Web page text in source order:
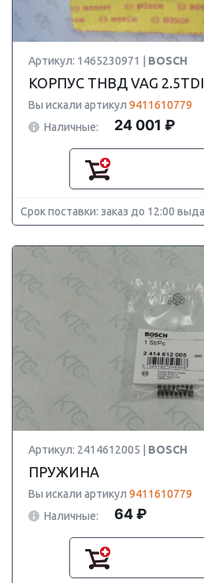
Артикул: 1465230971 | BOSCH
КОРПУС ТНВД VAG
Вы искали артикул 9411610779
Наличные:
24 001 ₽
Срок поставки: заказ до 12:00
Артикул: 2414612005 | BOSCH
ПРУЖИНА
Вы искали артикул 9411610779
Наличные:
64 ₽